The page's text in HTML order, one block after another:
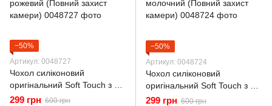
−50%
Артикул: 0048727
Чохол силіконовий
оригінальний Soft Touch з 3D
принтом кумедний тед
299 грн 600 грн
−50%
Артикул: 0048724
Чохол силіконовий
оригінальний Soft Touch з 3D
принтом кумедний тед
299 грн 600 грн